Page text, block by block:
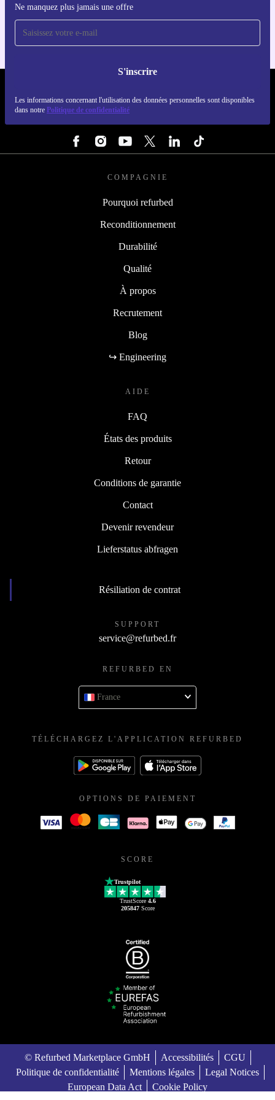
Ne manquez plus jamais une offre
S'inscrire
Les informations concernant l'utilisation des données personnelles sont disponibles
dans notre Politique de confidentialité
Pour iOS et Android
COMPAGNIE
Pourquoi refurbed
Reconditionnement
Durabilité
Qualité
À propos
Recrutement
Blog
↪ Engineering
AIDE
FAQ
États des produits
Retour
Conditions de garantie
Contact
Devenir revendeur
Lieferstatus abfragen
Résiliation de contrat
SUPPORT
service@refurbed.fr
REFURBED EN
France
TÉLÉCHARGEZ L'APPLICATION REFURBED
OPTIONS DE PAIEMENT
SCORE
Trustpilot
TrustScore 4.6
205847Score
© Refurbed Marketplace GmbH Accessibilités
CGU
Politique de confidentialité
Mentions légales
Legal Notices
European Data Act
Cookie Policy